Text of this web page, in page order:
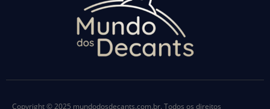
Copyright © 2025 mundodosdecants.com.br. Todos os direitos